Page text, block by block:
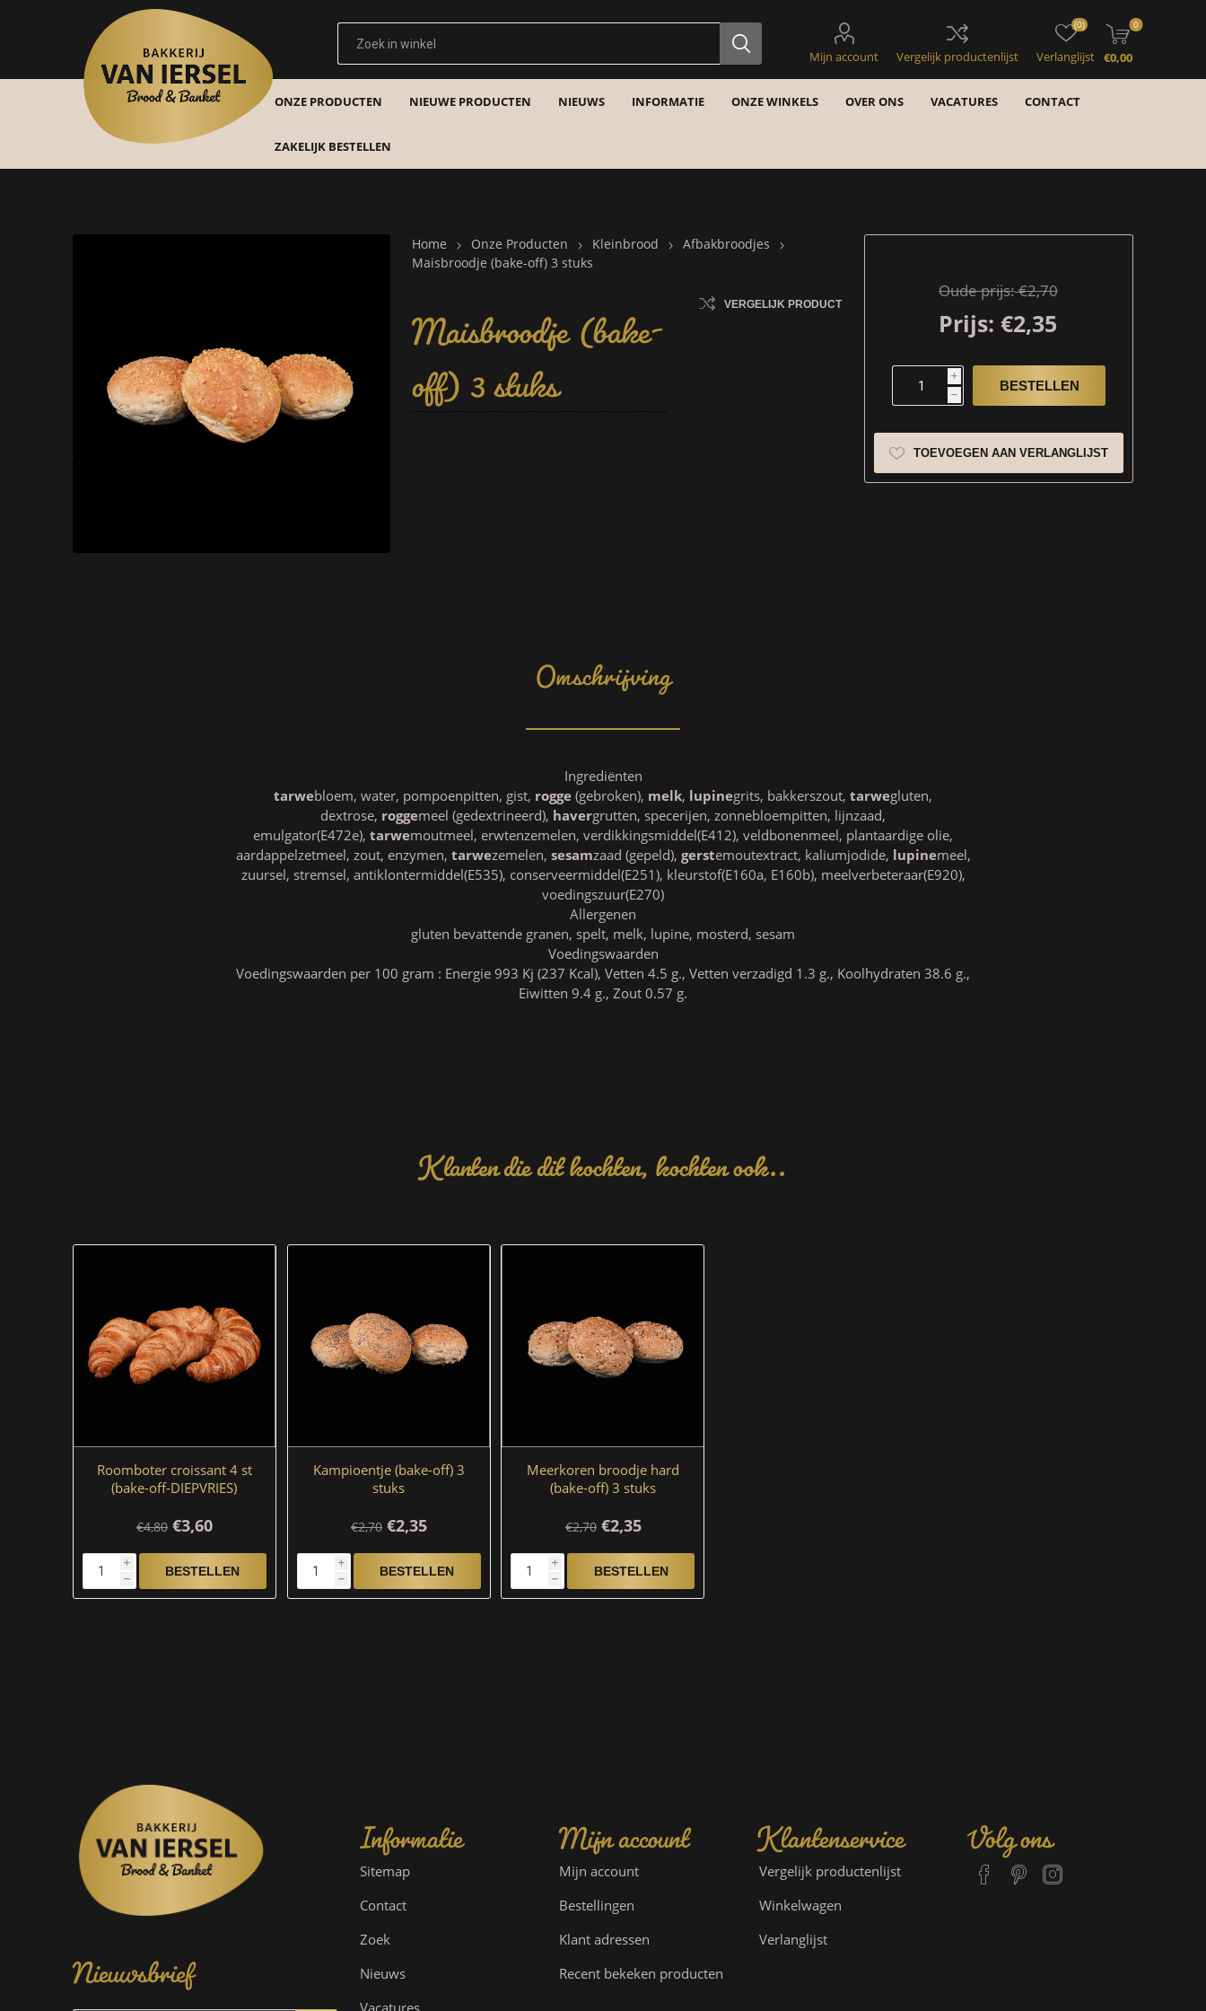
Mijn account Vergelijk productenlijst Verlanglijst
(0) 0
€0,00
ONZE PRODUCTEN NIEUWE PRODUCTEN NIEUWS INFORMATIE ONZE WINKELS OVER ONS VACATURES CONTACT
ZAKELIJK BESTELLEN
Home Onze Producten Kleinbrood
Afbakbroodjes
Maisbroodje (bake-off) 3 stuks
Maisbroodje (bake-
off) 3 stuks
VERGELIJK PRODUCT
Oude prijs:€2,70
Prijs: €2,35
i
h
TOEVOEGEN AAN VERLANGLIJST
Omschrijving
Ingrediënten
tarwebloem, water, pompoenpitten, gist, rogge (gebroken), melk, lupinegrits, bakkerszout, tarwegluten,
dextrose, roggemeel (gedextrineerd), havergrutten, specerijen, zonnebloempitten, lijnzaad,
emulgator(E472e), tarwemoutmeel, erwtenzemelen, verdikkingsmiddel(E412), veldbonenmeel, plantaardige olie,
aardappelzetmeel, zout, enzymen, tarwezemelen, sesamzaad (gepeld), gerstemoutextract, kaliumjodide, lupinemeel,
zuursel, stremsel, antiklontermiddel(E535), conserveermiddel(E251), kleurstof(E160a, E160b), meelverbeteraar(E920),
voedingszuur(E270)
Allergenen
gluten bevattende granen, spelt, melk, lupine, mosterd, sesam
Voedingswaarden
Voedingswaarden per 100 gram : Energie 993 Kj (237 Kcal), Vetten 4.5 g., Vetten verzadigd 1.3 g., Koolhydraten 38.6 g.,
Eiwitten 9.4 g., Zout 0.57 g.
Klanten die dit kochten, kochten ook..
Roomboter croissant 4 st
(bake-off-DIEPVRIES)
€4,80 €3,60
i
h
Kampioentje (bake-off) 3
stuks
€2,70 €2,35
i
h
Meerkoren broodje hard
(bake-off) 3 stuks
€2,70 €2,35
i
h
Nieuwsbrief
Informatie
Sitemap
Contact
Zoek
Nieuws
Vacatures
Mijn account
Mijn account
Bestellingen
Klant adressen
Recent bekeken producten
Klantenservice
Vergelijk productenlijst
Winkelwagen
Verlanglijst
Volg ons